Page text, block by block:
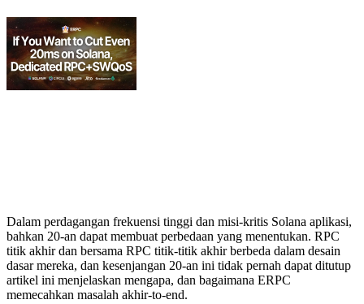
Dalam perdagangan frekuensi tinggi dan misi-kritis Solana aplikasi,
bahkan 20-an dapat membuat perbedaan yang menentukan. RPC
titik akhir dan bersama RPC titik-titik akhir berbeda dalam desain
dasar mereka, dan kesenjangan 20-an ini tidak pernah dapat ditutup
artikel ini menjelaskan mengapa, dan bagaimana ERPC
memecahkan masalah akhir-to-end.